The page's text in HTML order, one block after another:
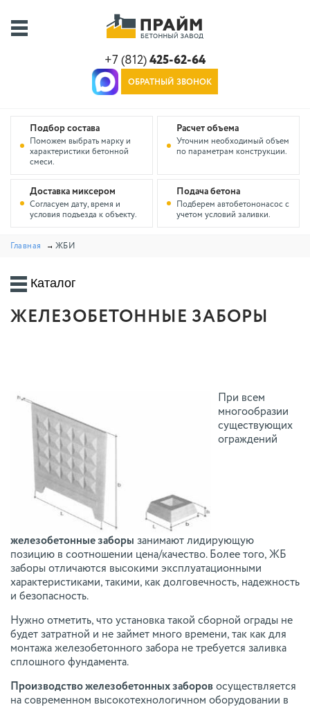
+7 (812) 425-62-64
ОБРАТНЫЙ ЗВОНОК
Подбор состава
Поможем выбрать марку и
характеристики бетонной
смеси.
Расчет объема
Уточним необходимый объем
по параметрам конструкции.
Доставка миксером
Согласуем дату, время и
условия подъезда к объекту.
Подача бетона
Подберем автобетононасос с
учетом условий заливки.
Главная ЖБИ
Каталог
ЖЕЛЕЗОБЕТОННЫЕ ЗАБОРЫ
При всем
многообразии
существующих
ограждений
железобетонные заборы занимают лидирующую
позицию в соотношении цена/качество. Более того, ЖБ
заборы отличаются высокими эксплуатационными
характеристиками, такими, как долговечность, надежность
и безопасность.
Нужно отметить, что установка такой сборной ограды не
будет затратной и не займет много времени, так как для
монтажа железобетонного забора не требуется заливка
сплошного фундамента.
Производство железобетонных заборов осуществляется
на современном высокотехнологичном оборудовании в